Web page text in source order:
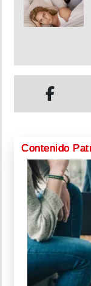
Contenido